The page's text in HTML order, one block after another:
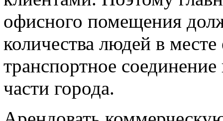
офисного помещения
количества людей в
транспортное
части города.